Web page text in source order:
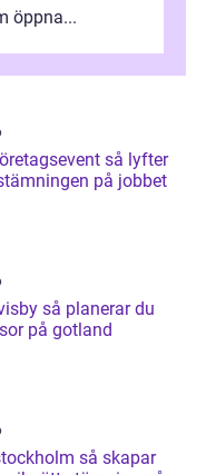
öppna...
så lyfter
på jobbet
du
på gotland
så skapar